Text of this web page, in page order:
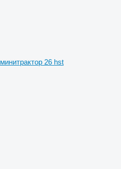
минитрактор 26 hst